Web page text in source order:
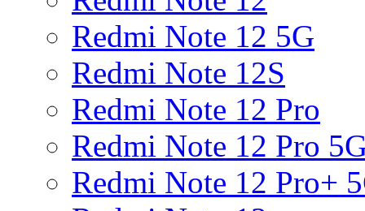
Redmi Note 12 5G
Redmi Note 12S
Redmi Note 12 Pro
Redmi Note 12 Pro
Redmi Note 12 Pro+